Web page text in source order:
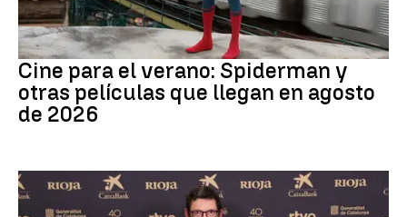
Cine
Cine para el verano: Spiderman y
otras películas que llegan en agosto
de 2026